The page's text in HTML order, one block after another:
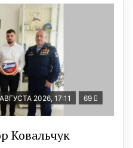
2026, 17:11 69
Ковальчук